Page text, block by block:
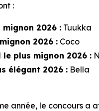
:
mignon 2026 : Tuukka
2026 : Coco
plus mignon 2026 :
élégant 2026 : Bella
année, le concours a